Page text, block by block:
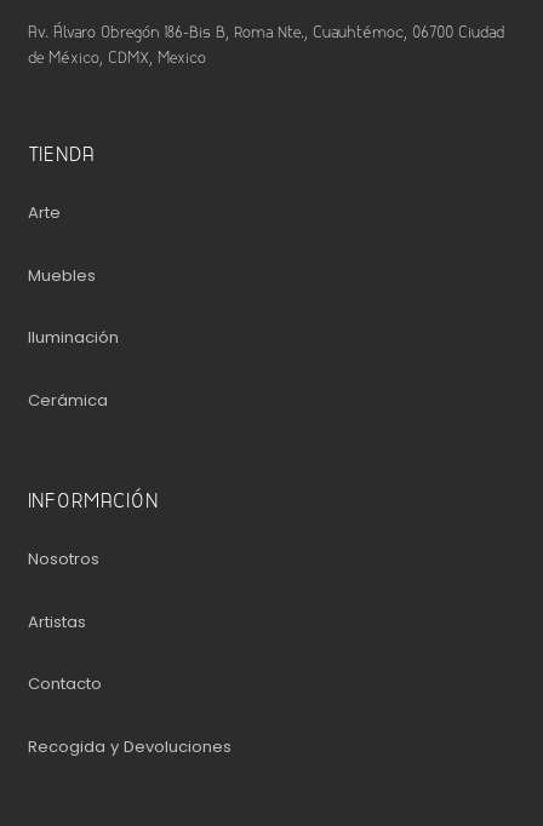
Av. Álvaro Obregón 186-Bis B, Roma Nte., Cuauhtémoc, 06700 Ciudad
de México, CDMX, Mexico
TIENDA
Arte
Muebles
Iluminación
Cerámica
INFORMACIÓN
Nosotros
Artistas
Contacto
Recogida y Devoluciones